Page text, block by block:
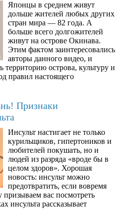
Японцы в среднем живут
дольше жителей любых других
стран мира — 82 года. А
больше всего долгожителей
живут на острове Окинава.
Этим фактом заинтересовались
авторы данного видео, и
территорию острова, культуру и
правил настоящего
Признаки
Инсульт настигает не только
курильщиков, гипертоников и
любителей покушать, но и
людей из разряда «вроде бы в
целом здоров». Хорошая
новость: инсульт можно
предотвратить, если вовремя
призываем вас посмотреть
инсульта рассказывает